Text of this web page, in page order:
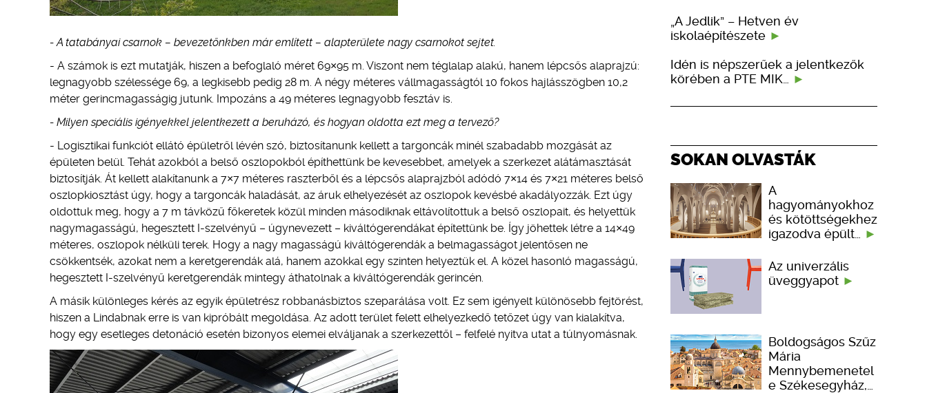
- A tatabányai csarnok – bevezetőnkben már említett – alapterülete nagy csarnokot sejtet.
- A számok is ezt mutatják, hiszen a befoglaló méret 69×95 m. Viszont nem téglalap alakú, hanem lépcsős alaprajzú:
legnagyobb szélessége 69, a legkisebb pedig 28 m. A négy méteres vállmagasságtól 10 fokos hajlásszögben 10,2
méter gerincmagasságig jutunk. Impozáns a 49 méteres legnagyobb fesztáv is.
- Milyen speciális igényekkel jelentkezett a beruházó, és hogyan oldotta ezt meg a tervező?
- Logisztikai funkciót ellátó épületről lévén szó, biztosítanunk kellett a targoncák minél szabadabb mozgását az
épületen belül. Tehát azokból a belső oszlopokból építhettünk be kevesebbet, amelyek a szerkezet alátámasztását
biztosítják. Át kellett alakítanunk a 7×7 méteres raszterből és a lépcsős alaprajzból adódó 7×14 és 7×21 méteres belső
oszlopkiosztást úgy, hogy a targoncák haladását, az áruk elhelyezését az oszlopok kevésbé akadályozzák. Ezt úgy
oldottuk meg, hogy a 7 m távközű főkeretek közül minden másodiknak eltávolítottuk a belső oszlopait, és helyettük
nagymagasságú, hegesztett I-szelvényű – úgynevezett – kiváltógerendákat építettünk be. Így jöhettek létre a 14×49
méteres, oszlopok nélküli terek. Hogy a nagy magasságú kiváltógerendák a belmagasságot jelentősen ne
csökkentsék, azokat nem a keretgerendák alá, hanem azokkal egy szinten helyeztük el. A közel hasonló magasságú,
hegesztett I-szelvényű keretgerendák mintegy áthatolnak a kiváltógerendák gerincén.
A másik különleges kérés az egyik épületrész robbanásbiztos szeparálása volt. Ez sem igényelt különösebb fejtörést,
hiszen a Lindabnak erre is van kipróbált megoldása. Az adott terület felett elhelyezkedő tetőzet úgy van kialakítva,
hogy egy esetleges detonáció esetén bizonyos elemei elváljanak a szerkezettől – felfelé nyitva utat a túlnyomásnak.
„A Jedlik” – Hetven év
iskolaépítészete
Idén is népszerűek a jelentkezők
körében a PTE MIK…
SOKAN OLVASTÁK
A
hagyományokhoz
és kötöttségekhez
igazodva épült…
Az univerzális
üveggyapot
Boldogságos Szűz
Mária
Mennybemenetel
e Székesegyház,…